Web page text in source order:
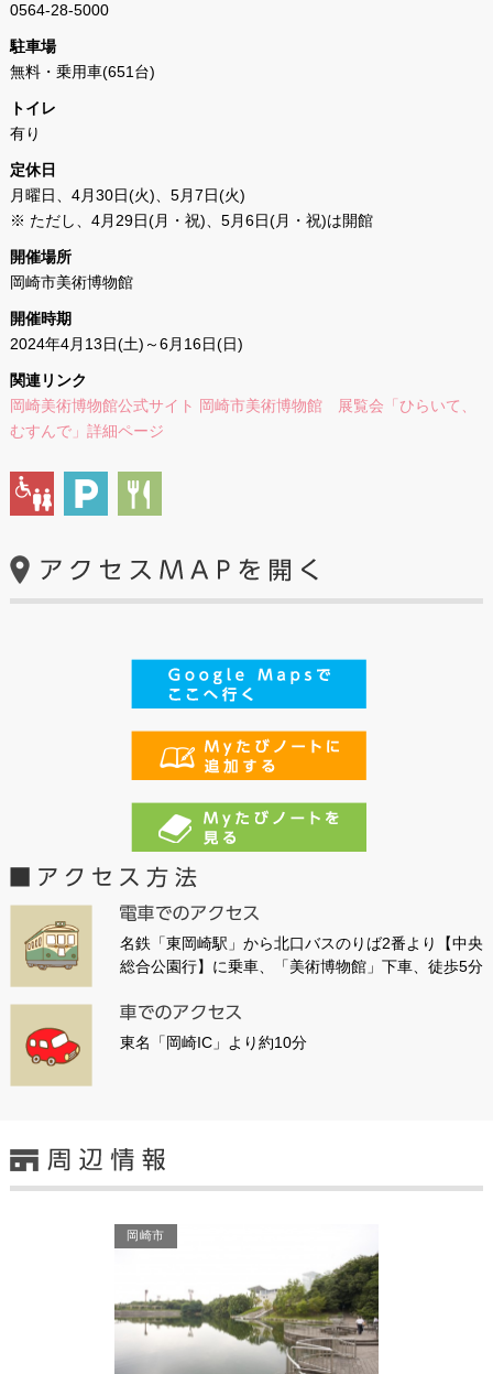
0564-28-5000
駐車場
無料・乗用車(651台)
トイレ
有り
定休日
月曜日、4月30日(火)、5月7日(火)
※ ただし、4月29日(月・祝)、5月6日(月・祝)は開館
開催場所
岡崎市美術博物館
開催時期
2024年4月13日(土)～6月16日(日)
関連リンク
岡崎美術博物館公式サイト 岡崎市美術博物館 展覧会「ひらいて、
むすんで」詳細ページ
名鉄「東岡崎駅」から北口バスのりば2番より【中央
総合公園行】に乗車、「美術博物館」下車、徒歩5分
東名「岡崎IC」より約10分
岡崎市